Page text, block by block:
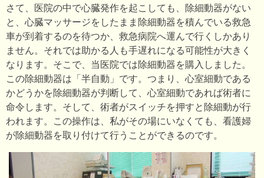
さて、医院の中で心臓発作を起こしても、除細動器がない
と、心臓マッサージをしたまま除細動器を積んでいる救急
車が到着するのを待つか、救急病院へ運んで行くしかあり
ません。それでは助かる人も手遅れになる可能性が大きく
なります。そこで、当医院では除細動器を購入しました。
この除細動器は「半自動」です。つまり、心室細動である
かどうかを除細動器が判断して、心室細動であれば術者に
命令します。そして、術者がスイッチを押すと除細動が行
われます。この操作は、私がその場にいなくても、看護婦
が除細動器を取り付けて行うことができるのです。